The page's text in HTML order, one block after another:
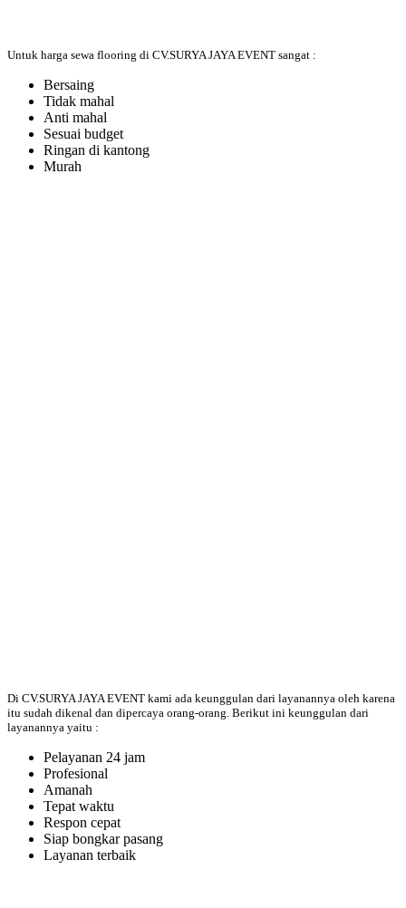
Untuk harga sewa flooring di CV.SURYA JAYA EVENT sangat :
Bersaing
Tidak mahal
Anti mahal
Sesuai budget
Ringan di kantong
Murah
Di CV.SURYA JAYA EVENT kami ada keunggulan dari layanannya oleh karena
itu sudah dikenal dan dipercaya orang-orang. Berikut ini keunggulan dari
layanannya yaitu :
Pelayanan 24 jam
Profesional
Amanah
Tepat waktu
Respon cepat
Siap bongkar pasang
Layanan terbaik